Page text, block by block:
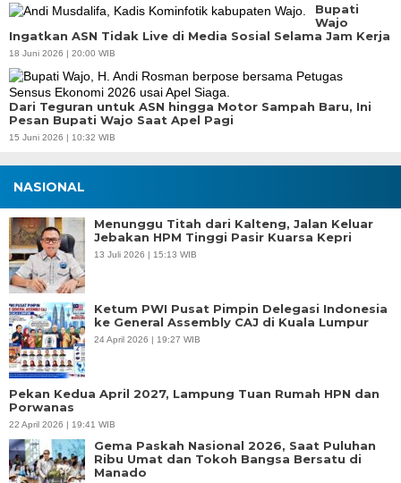
Bupati
Wajo
Ingatkan ASN Tidak Live di Media Sosial Selama Jam Kerja
18 Juni 2026 | 20:00 WIB
Dari Teguran untuk ASN hingga Motor Sampah Baru, Ini
Pesan Bupati Wajo Saat Apel Pagi
15 Juni 2026 | 10:32 WIB
NASIONAL
Menunggu Titah dari Kalteng, Jalan Keluar
Jebakan HPM Tinggi Pasir Kuarsa Kepri
13 Juli 2026 | 15:13 WIB
Ketum PWI Pusat Pimpin Delegasi Indonesia
ke General Assembly CAJ di Kuala Lumpur
24 April 2026 | 19:27 WIB
Pekan Kedua April 2027, Lampung Tuan Rumah HPN dan
Porwanas
22 April 2026 | 19:41 WIB
Gema Paskah Nasional 2026, Saat Puluhan
Ribu Umat dan Tokoh Bangsa Bersatu di
Manado